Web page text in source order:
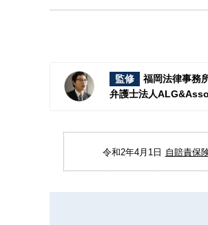
監修
福岡法律事務
弁護士法人
令和2年4月1日 自賠責保